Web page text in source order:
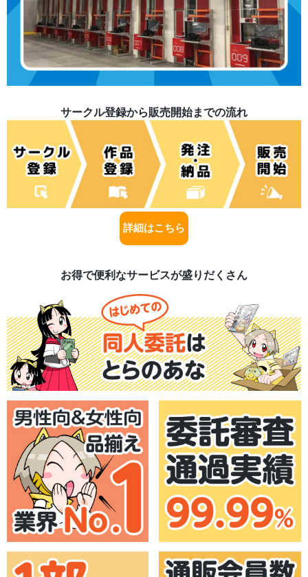
サークル登録から販売開始までの流れ
詳細はこちら
お得で便利なサービスが盛りだくさん